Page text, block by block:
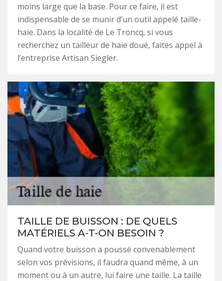
moins large que la base. Pour ce faire, il est
indispensable de se munir d’un outil appelé taille-
haie. Dans la localité de Le Troncq, si vous
recherchez un tailleur de haie doué, faites appel à
l’entreprise Artisan Siegler.
TAILLE DE BUISSON : DE QUELS
MATÉRIELS A-T-ON BESOIN ?
Quand votre buisson a poussé convenablement
selon vos prévisions, il faudra quand même, à un
moment ou à un autre, lui faire une taille. La taille